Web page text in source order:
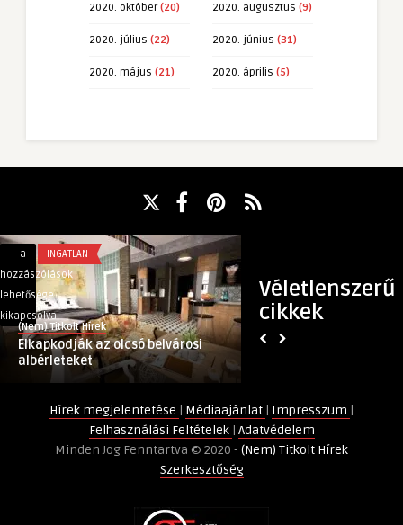
2020. október(20) 2020. augusztus (9)
2020. július (22) 2020. június (31)
2020. május (21) 2020. április (5)
Véletlenszerű
cikkek
Elkapkodják
az
olcsó
belvárosi
albérleteket
bejegyzéshez
a
hozzászólások
lehetősége
kikapcsolva
INGATLAN
(Nem) Titkolt Hírek
Elkapkodják az olcsó belvárosi
albérleteket
nem
figyelnek
bejegyzéshez
lehetősége
kikapcsolva
Hírek megjelentetése | Médiaajánlat | Impresszum |
Felhasználási Feltételek | Adatvédelem
Minden Jog Fenntartva © 2020 - (Nem) Titkolt Hírek
Szerkesztőség